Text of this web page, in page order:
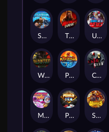
STORMBORN THE WILDWOOD CURSE Ultimate Slot of America
Wanted Dead or a Wild Phoenix Cash Crew
Munchy Milo Power of 10 Strength Of Hercules